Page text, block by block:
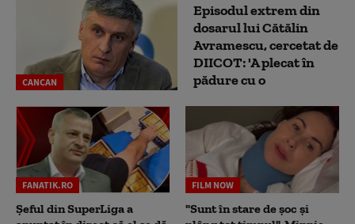
CANCAN
Episodul extrem din
dosarul lui Cătălin
Avramescu, cercetat de
DIICOT: 'A plecat în
pădure cu o
FANATIK.RO
Șeful din SuperLiga a
FILM NOW
"Sunt în stare de șoc și